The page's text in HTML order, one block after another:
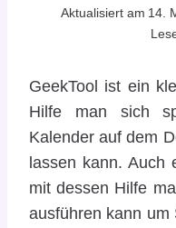
Aktualisiert am 14.
GeekTool ist ein
Hilfe man sich
Kalender auf dem
lassen kann. Auch
mit dessen Hilfe
ausführen kann um